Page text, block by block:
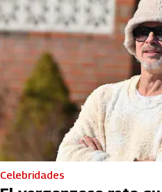
Celebridades